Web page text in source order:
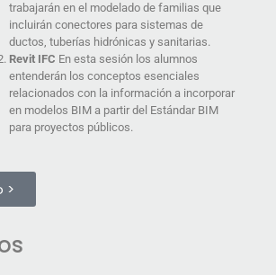
trabajarán en el modelado de familias que
incluirán conectores para sistemas de
ductos, tuberías hidrónicas y sanitarias.
Revit IFC En esta sesión los alumnos
entenderán los conceptos esenciales
relacionados con la información a incorporar
en modelos BIM a partir del Estándar BIM
para proyectos públicos.
>